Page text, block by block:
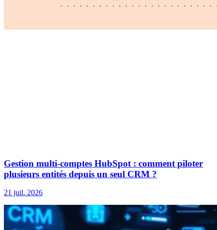
Gestion multi-comptes HubSpot : comment piloter
plusieurs entités depuis un seul CRM ?
21 juil. 2026